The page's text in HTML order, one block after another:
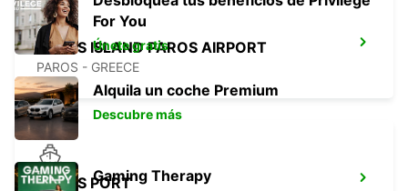
PAROS ISLAND PAROS AIRPORT
PAROS - GREECE
PAROS PORT
For You
Únete gratis
Alquila un coche Premium
Descubre más
Gaming Therapy